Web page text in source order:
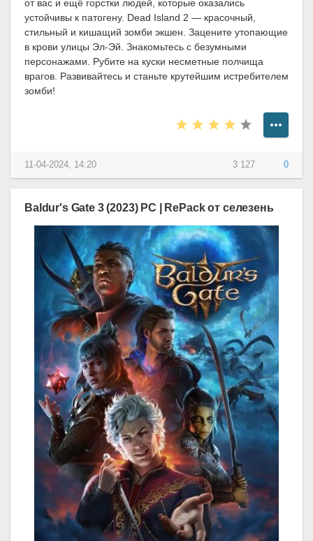
от вас и ещё горстки людей, которые оказались
устойчивы к патогену. Dead Island 2 — красочный,
стильный и кишащий зомби экшен. Зацените утопающие
в крови улицы Эл-Эй. Знакомьтесь с безумными
персонажами. Рубите на куски несметные полчища
врагов. Развивайтесь и станьте крутейшим истребителем
зомби!
3 127 0
11-04-2024, 14:20
Baldur's Gate 3 (2023) PC | RePack от селезень